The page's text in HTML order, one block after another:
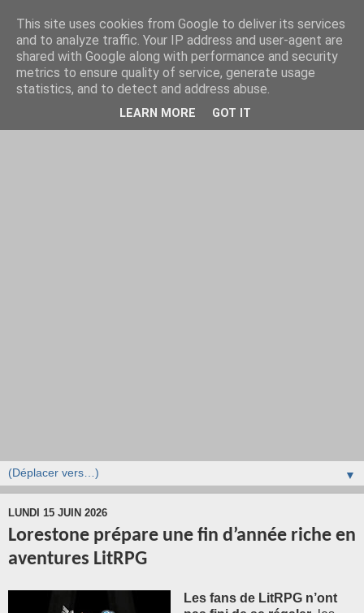
▼
LUNDI 15 JUIN 2026
Lorestone prépare une fin d’année riche en
aventures LitRPG
Les fans de LitRPG n’ont
This site uses cookies from Google to deliver its services
and to analyze traffic. Your IP address and user-agent are
shared with Google along with performance and security
metrics to ensure quality of service, generate usage
statistics, and to detect and address abuse.
LEARN MORE GOT IT